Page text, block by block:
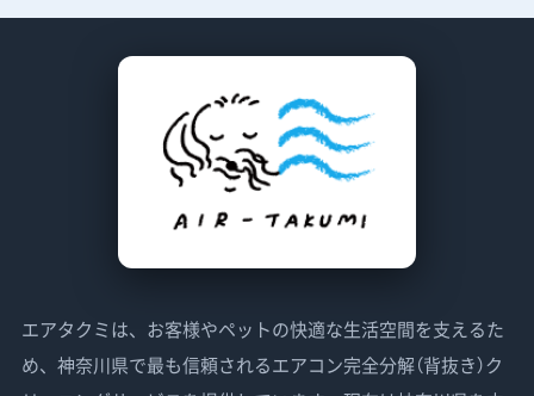
エアタクミは、お客様やペットの快適な生活空間を支えるた
め、神奈川県で最も信頼されるエアコン完全分解（背抜き）ク